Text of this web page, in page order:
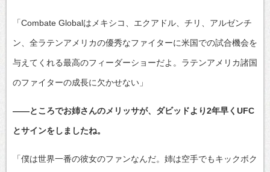
「Combate Globalはメキシコ、エクアドル、チリ、アルゼンチ
ン、全ラテンアメリカの優秀なファイターに米国での試合機会を
与えてくれる最高のフィーダーショーだよ。ラテンアメリカ諸国
のファイターの成長に欠かせない」
――ところでお姉さんのメリッサが、ダビッドより2年早くUFC
とサインをしましたね。
「僕は世界一番の彼女のファンなんだ。姉は空手でもキックボク